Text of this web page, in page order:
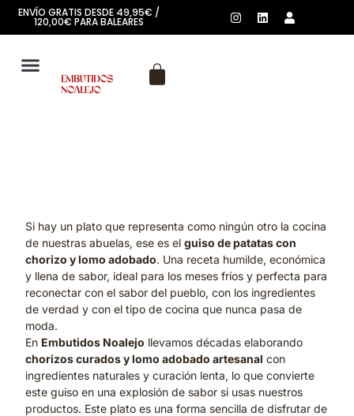
ENVÍO GRATIS DESDE 49,95€ /
120,00€ PARA BALEARES
Si hay un plato que representa como ningún otro la cocina
de nuestras abuelas, ese es elguiso de patatas con
chorizo y lomo adobado. Una receta humilde, económica
y llena de sabor, ideal para los meses fríos y perfecta para
reconectar con el sabor del pueblo, con los ingredientes
de verdad y con el tipo de cocina que nunca pasa de
moda.
En Embutidos Noalejo llevamos décadas elaborando
chorizos curados y lomo adobado artesanal con
ingredientes naturales y curación lenta, lo que convierte
este guiso en una explosión de sabor si usas nuestros
productos. Este plato es una forma sencilla de disfrutar de